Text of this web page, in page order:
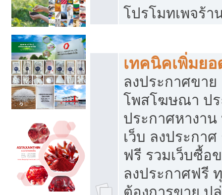
โปรโมทเพจร้า
เทคนิคเพิ่มย
ลงประกาศขา
โพสโฆษณา ป
ประกาศหางา
เว็บ ลงประกา
ฟรี รวมเว็บซื้อ
ลงประกาศฟรี